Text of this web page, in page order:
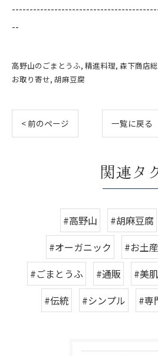
--
高野山のごまとうふ 精進料理 森下商店
お取り寄せ 胡麻豆腐
< 前のページ 一覧に戻る
関連タ
#高野山 #胡麻豆腐
#オーガニック
#お土産
#ごまとうふ
#通販 #美肌
#伝統
#シンプル #専